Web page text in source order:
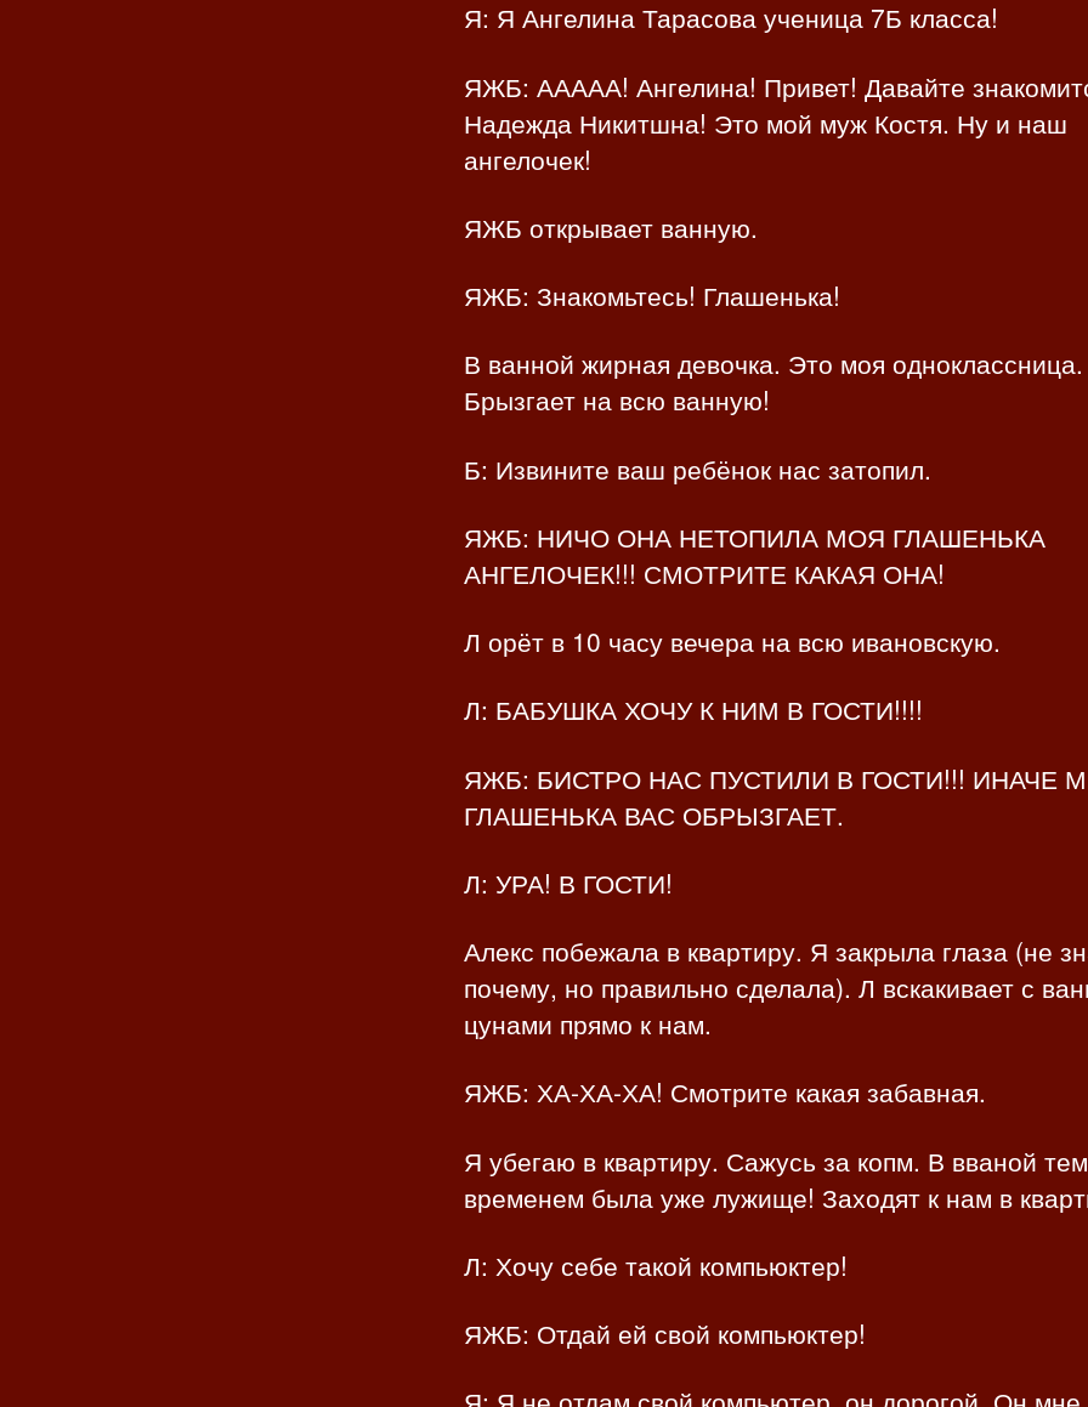
Я: Я Ангелина Тарасова ученица 7Б класса!
ЯЖБ: ААААА! Ангелина! Привет! Давайте
Надежда Никитшна! Это мой муж Костя. Ну и наш
ангелочек!
ЯЖБ открывает ванную.
ЯЖБ: Знакомьтесь! Глашенька!
В ванной жирная девочка. Это моя одноклассница.
Брызгает на всю ванную!
Б: Извините ваш ребёнок нас затопил.
ЯЖБ: НИЧО ОНА НЕТОПИЛА МОЯ ГЛАШЕНЬКА
АНГЕЛОЧЕК!!! СМОТРИТЕ КАКАЯ ОНА!
Л орёт в 10 часу вечера на всю ивановскую.
Л: БАБУШКА ХОЧУ К НИМ В ГОСТИ!!!!
ЯЖБ: БИСТРО НАС ПУСТИЛИ В ГОСТИ!!! ИНАЧЕ
ГЛАШЕНЬКА ВАС ОБРЫЗГАЕТ.
Л: УРА! В ГОСТИ!
Алекс побежала в квартиру. Я закрыла глаза (не
почему, но правильно сделала). Л вскакивает с
цунами прямо к нам.
ЯЖБ: ХА-ХА-ХА! Смотрите какая забавная.
Я убегаю в квартиру. Сажусь за копм. В вваной тем
временем была уже лужище! Заходят к нам в
Л: Хочу себе такой компьюктер!
ЯЖБ: Отдай ей свой компьюктер!